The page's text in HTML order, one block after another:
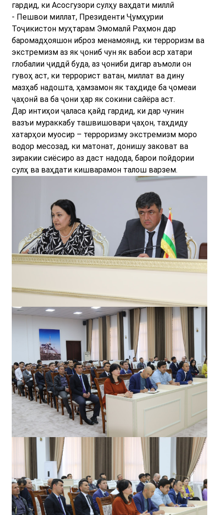
гардид, ки Асосгузори сулҳу ваҳдати миллӣ
- Пешвои миллат, Президенти Ҷумҳурии
Тоҷикистон муҳтарам Эмомалӣ Раҳмон дар
баромадҳояшон иброз менамоянд, ки терроризм ва
экстремизм аз як ҷониб чун як вабои аср хатари
глобалии ҷиддӣ буда, аз ҷониби дигар аъмоли он
гувоҳ аст, ки террорист ватан, миллат ва дину
мазҳаб надошта, ҳамзамон як таҳдиде ба ҷомеаи
ҷаҳонӣ ва ба ҷони ҳар як сокини сайёра аст.
Дар интиҳои ҷаласа қайд гардид, ки дар чунин
вазъи мураккабу ташвишовари ҷаҳон, таҳдиду
хатарҳои муосир – терроризму экстремизм моро
водор месозад, ки матонат, донишу заковат ва
зиракии сиёсиро аз даст надода, барои пойдории
сулҳ ва ваҳдати кишварамон талош варзем.